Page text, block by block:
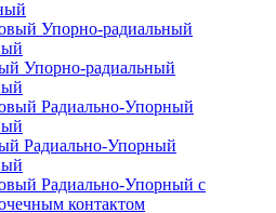
Упорно-радиальный
Радиально-Упорный